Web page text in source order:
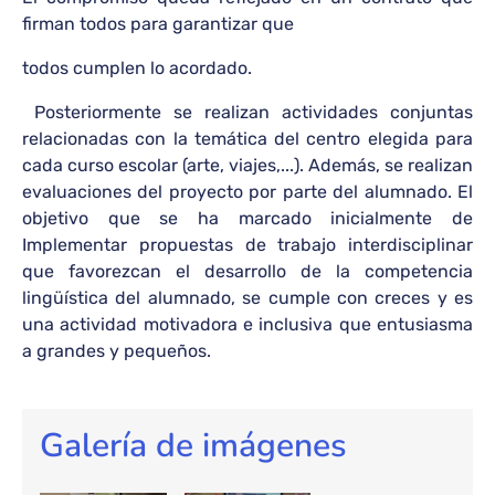
firman todos para garantizar que
todos cumplen lo acordado.
Posteriormente se realizan actividades conjuntas
relacionadas con la temática del centro elegida para
cada curso escolar (arte, viajes,...). Además, se realizan
evaluaciones del proyecto por parte del alumnado. El
objetivo que se ha marcado inicialmente de
Implementar propuestas de trabajo interdisciplinar
que favorezcan el desarrollo de la competencia
lingüística del alumnado, se cumple con creces y es
una actividad motivadora e inclusiva que entusiasma
a grandes y pequeños.
Galería de imágenes